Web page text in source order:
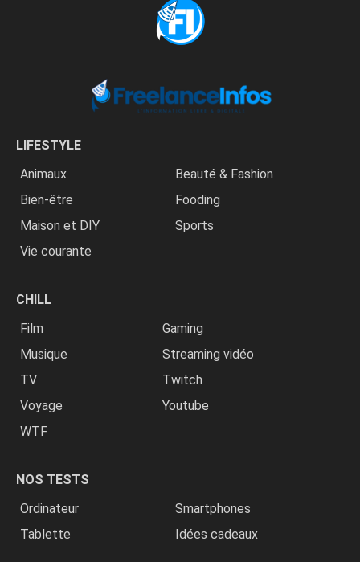
LIFESTYLE
Animaux
Beauté & Fashion
Bien-être
Fooding
Maison et DIY
Sports
Vie courante
CHILL
Film
Gaming
Musique
Streaming vidéo
TV
Twitch
Voyage
Youtube
WTF
NOS TESTS
Ordinateur
Smartphones
Tablette
Idées cadeaux